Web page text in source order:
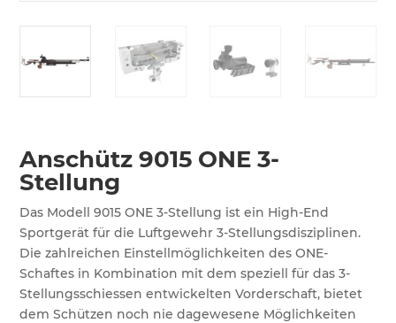
Anschütz 9015 ONE 3-
Stellung
Das Modell 9015 ONE 3-Stellung ist ein High-End
Sportgerät für die Luftgewehr 3-Stellungsdisziplinen.
Die zahlreichen Einstellmöglichkeiten des ONE-
Schaftes in Kombination mit dem speziell für das 3-
Stellungsschiessen entwickelten Vorderschaft, bietet
dem Schützen noch nie dagewesene Möglichkeiten